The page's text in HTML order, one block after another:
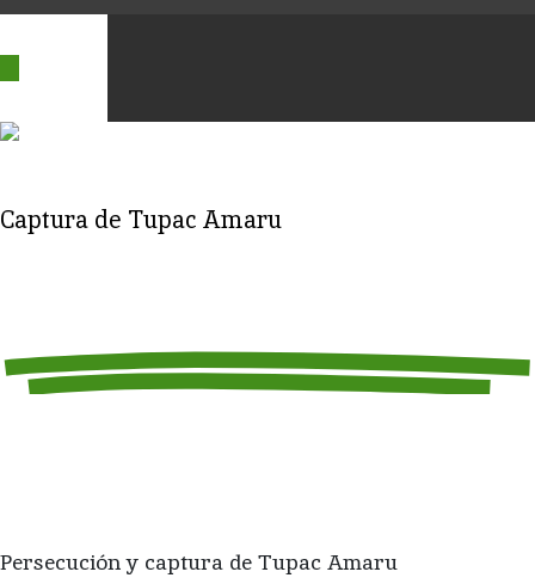
Captura de Tupac Amaru
Persecución y captura de Tupac Amaru